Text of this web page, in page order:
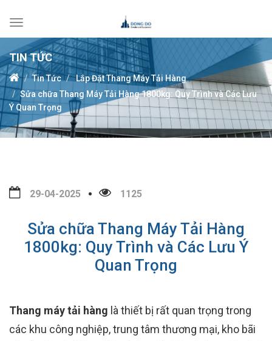
Toggle
navigation
TIN TỨC
Tin Tức
Lắp Đặt Thang Máy Tải Hàng
Sửa chữa Thang Máy Tải Hàng 1800kg: Quy Trình và Các Lưu
Ý Quan Trọng
29-04-2025 1125
Sửa chữa Thang Máy Tải Hàng
1800kg: Quy Trình và Các Lưu Ý
Quan Trọng
Thang máy tải hàng là thiết bị rất quan trọng trong
các khu công nghiệp, trung tâm thương mại, kho bãi